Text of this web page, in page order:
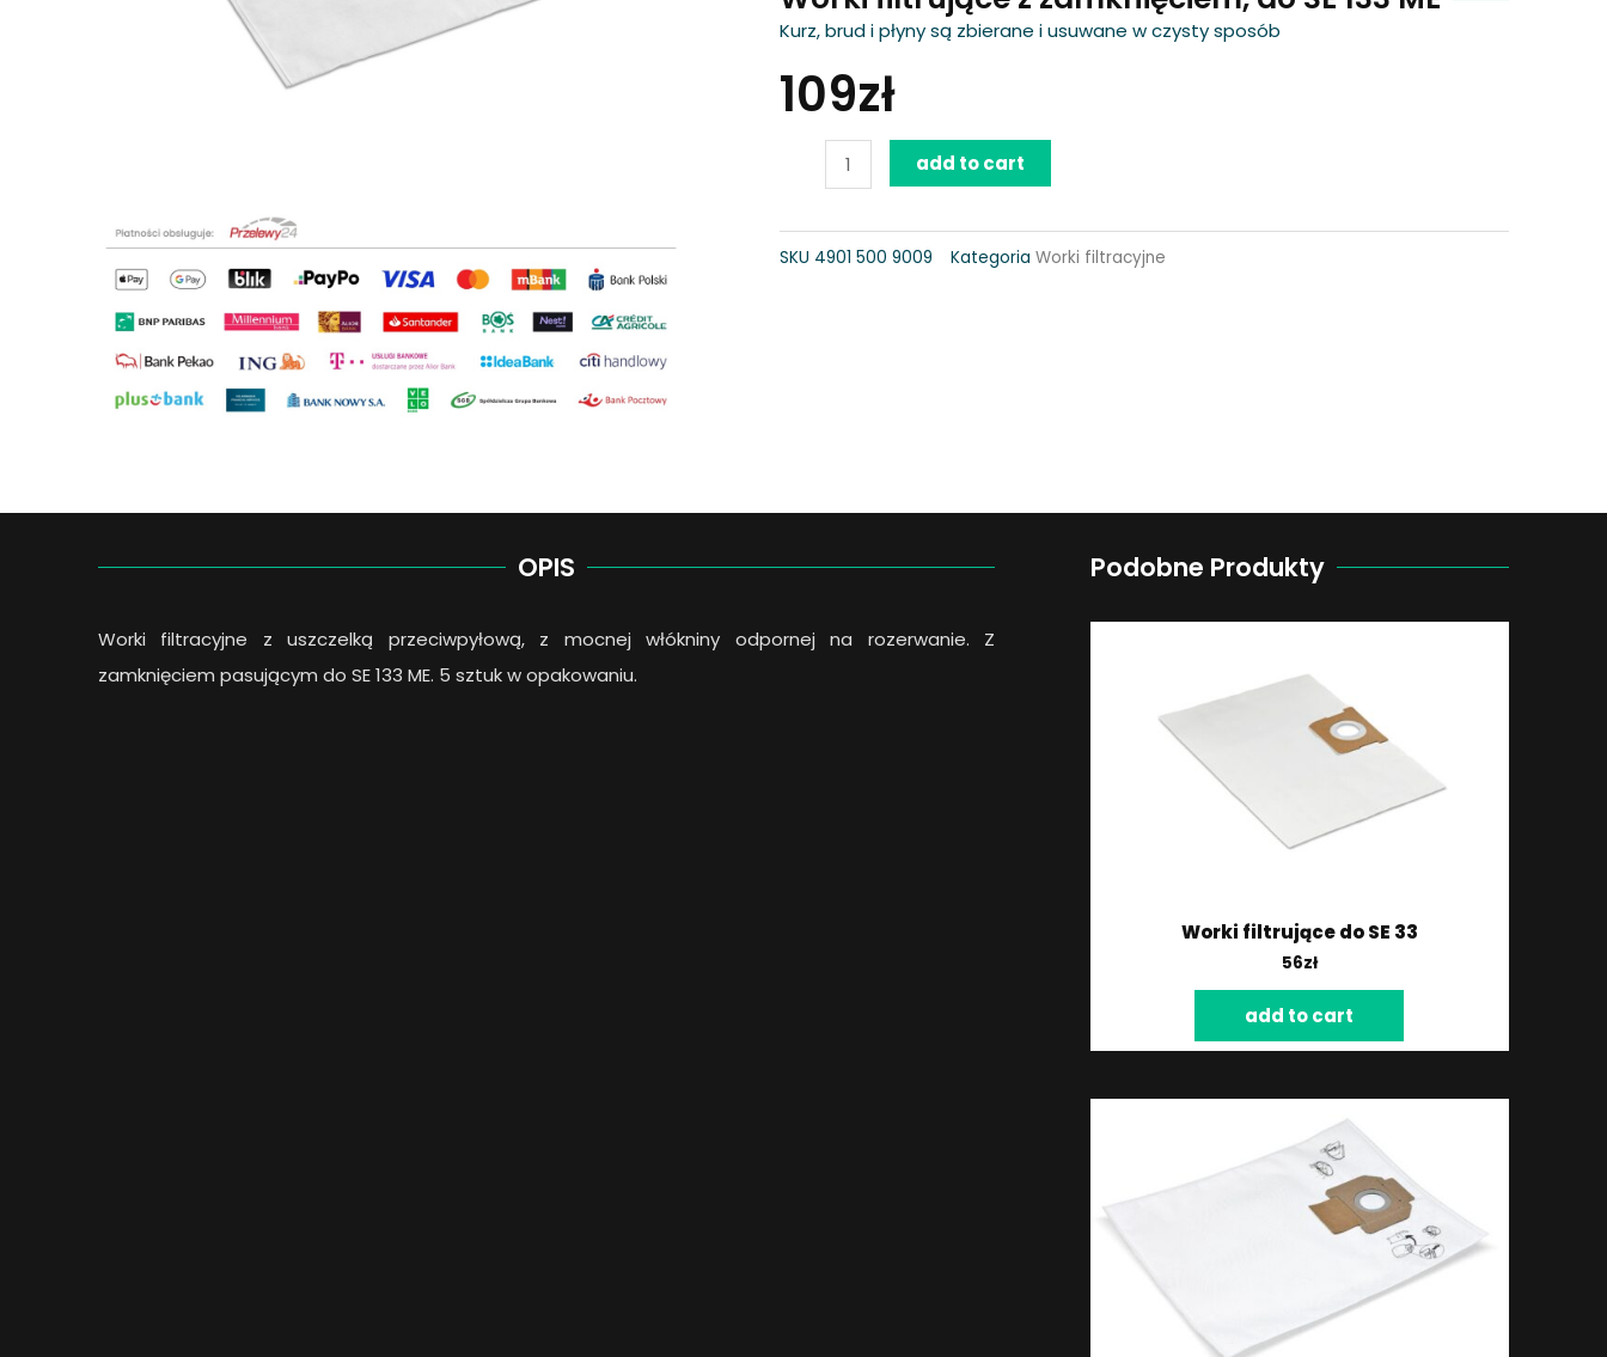
Kurz, brud i płyny są zbierane i usuwane w czysty sposób
109zł
filtrujące
z
zamknięciem,
add to cart
SKU 4901 500 9009 Kategoria Worki filtracyjne
OPIS
Worki filtracyjne z uszczelką przeciwpyłową, z mocnej włókniny odpornej na rozerwanie. Z
zamknięciem pasującym do SE 133 ME. 5 sztuk w opakowaniu.
Podobne Produkty
Worki filtrujące do SE 33
56zł
add to cart